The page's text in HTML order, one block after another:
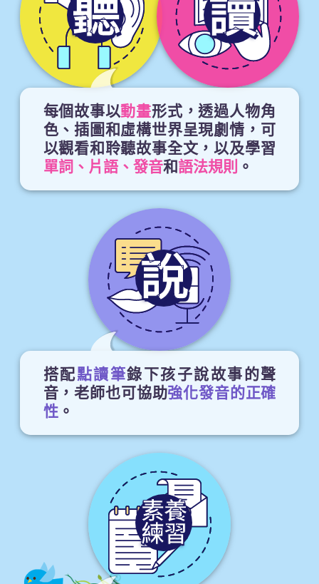
聽 讀
每個故事以動畫形式，透過人物角
色、插圖和虛構世界呈現劇情，可
以觀看和聆聽故事全文，以及學習
單詞、片語、發音和語法規則 。
說
搭配點讀筆錄下孩子說故事的聲
音，老師也可協助強化發音的正確
性。
素養
練習